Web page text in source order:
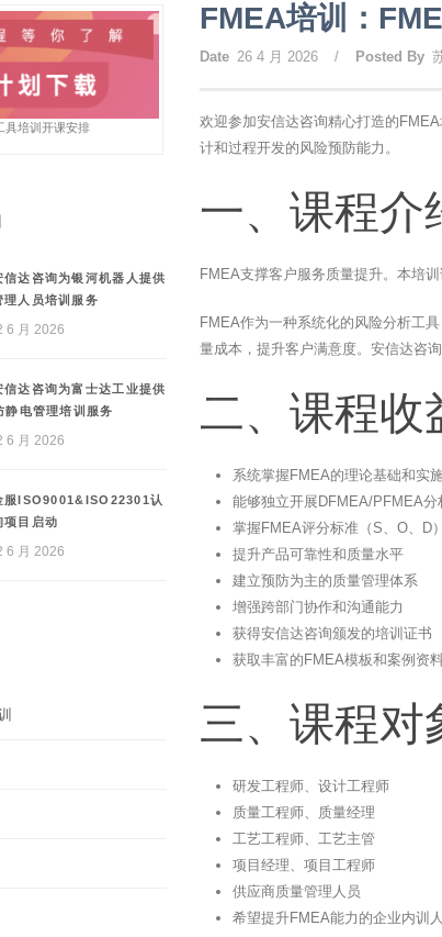
FMEA培训：
Date 26 4 月 2026 / Posted By
欢迎参加安信达咨询精心打造的
计和过程开发的风险预防能力。
一、课程介
FMEA支撑客户服务质量提升。本培
FMEA作为一种系统化的风险分析工
量成本，提升客户满意度。安信达咨
二、课程收
系统掌握FMEA的理论基础和实
能够独立开展DFMEA/PFMEA分
掌握FMEA评分标准（S、O、D
提升产品可靠性和质量水平
建立预防为主的质量管理体系
增强跨部门协作和沟通能力
获得安信达咨询颁发的培训证书
获取丰富的FMEA模板和案例资
三、课程对
研发工程师、设计工程师
质量工程师、质量经理
工艺工程师、工艺主管
项目经理、项目工程师
供应商质量管理人员
希望提升FMEA能力的企业内训
具培训开课安排
信达咨询为银河机器人提供
理人员培训服务
6 月 2026
信达咨询为富士达工业提供
静电管理培训服务
6 月 2026
服ISO9001&ISO22301认
项目启动
6 月 2026